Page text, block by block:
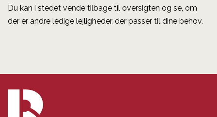
Du kan i stedet vende tilbage til oversigten og se, om
der er andre ledige lejligheder, der passer til dine behov.